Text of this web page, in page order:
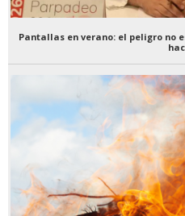
Pantallas en verano: el peligro no